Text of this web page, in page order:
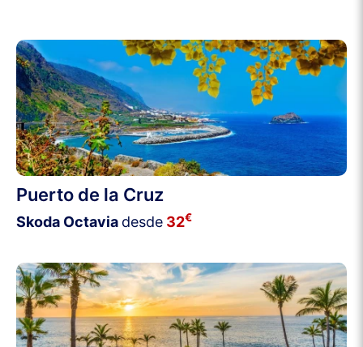
Puerto de la Cruz
Skoda Octavia desde 32€